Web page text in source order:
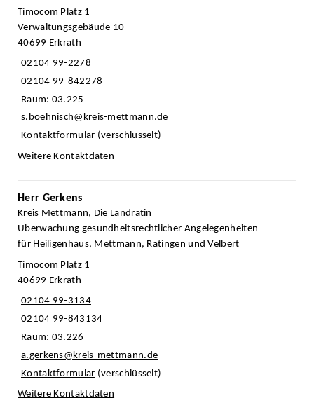
Timocom Platz 1
Verwaltungsgebäude 10
40699 Erkrath
02104 99-2278
02104 99-842278
Raum: 03.225
s.boehnisch@kreis-mettmann.de
Kontaktformular (verschlüsselt)
Weitere Kontaktdaten
Herr Gerkens
Kreis Mettmann, Die Landrätin
Überwachung gesundheitsrechtlicher Angelegenheiten
für Heiligenhaus, Mettmann, Ratingen und Velbert
Timocom Platz 1
40699 Erkrath
02104 99-3134
02104 99-843134
Raum: 03.226
a.gerkens@kreis-mettmann.de
Kontaktformular (verschlüsselt)
Weitere Kontaktdaten